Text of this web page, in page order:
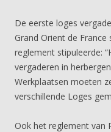
De eerste loges
Grand Orient de
reglement stipuleerde:
vergaderen in
Werkplaatsen moeten
verschillende Loges
Ook het reglement van